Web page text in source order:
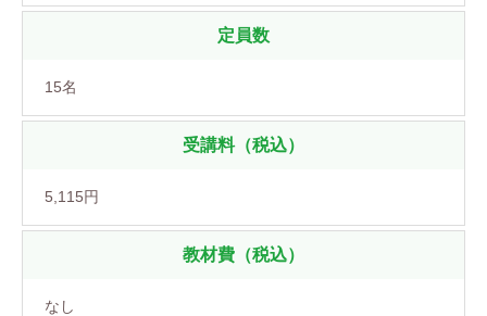
定員数
15名
受講料（税込）
5,115円
教材費（税込）
なし